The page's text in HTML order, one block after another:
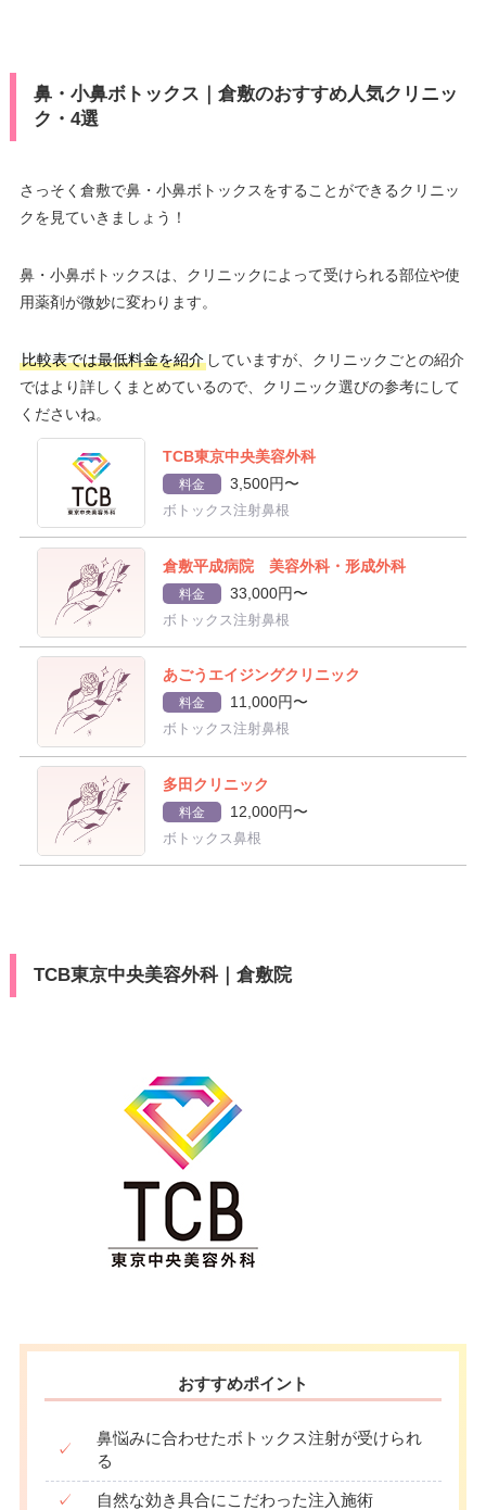
鼻・小鼻ボトックス｜倉敷のおすすめ人気クリニッ
ク・4選
さっそく倉敷で鼻・小鼻ボトックスをすることができるクリニッ
クを見ていきましょう！
鼻・小鼻ボトックスは、クリニックによって受けられる部位や使
用薬剤が微妙に変わります。
比較表では最低料金を紹介していますが、クリニックごとの紹介
ではより詳しくまとめているので、クリニック選びの参考にして
くださいね。
TCB東京中央美容外科
料金 3,500円〜
ボトックス注射鼻根
倉敷平成病院 美容外科・形成外科
料金 33,000円〜
ボトックス注射鼻根
あごうエイジングクリニック
料金 11,000円〜
ボトックス注射鼻根
多田クリニック
料金 12,000円〜
ボトックス鼻根
TCB東京中央美容外科｜倉敷院
おすすめポイント
✓
鼻悩みに合わせたボトックス注射が受けられ
る
✓ 自然な効き具合にこだわった注入施術